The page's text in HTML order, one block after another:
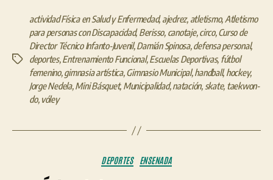
Etiquetas
actividad Física en Salud y Enfermedad,ajedrez, atletismo, Atletismo
para personas con Discapacidad,Berisso, canotaje,circo,Curso de
Director Técnico Infanto-Juvenil,Damián Spinosa,defensa personal,
deportes,Entrenamiento Funcional,Escuelas Deportivas, fútbol
femenino,gimnasia artística,Gimnasio Municipal,handball,hockey,
Jorge Nedela,Mini Básquet, Municipalidad,natación, skate, taekwon-
do, vóley
Categorías
DEPORTES ENSENADA